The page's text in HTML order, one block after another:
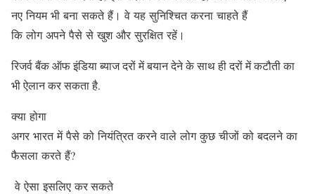
नए नियम भी बना सकते हैं। वे यह सुनिश्चित करना चाहते हैं
कि लोग अपने पैसे से खुश और सुरक्षित रहें।
रिजर्व बैंक ऑफ इंडिया ब्याज दरों में बयान देने के साथ ही दरों में कटौती का
भी ऐलान कर सकता है.
क्या होगा
अगर भारत में पैसे को नियंत्रित करने वाले लोग कुछ चीजों को बदलने का
फैसला करते हैं?
वे ऐसा इसलिए कर सकते